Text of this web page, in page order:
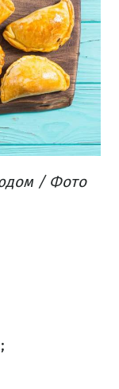
/ Фото